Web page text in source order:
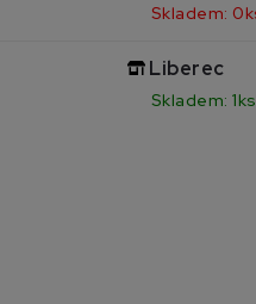
Skladem:
Liberec
Skladem: 1ks